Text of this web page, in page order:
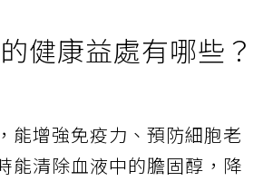
健康益處有哪些？
能增強免疫力、預防細胞老
能清除血液中的膽固醇，降